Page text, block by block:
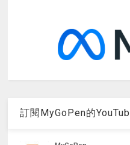
訂閱MyGoPen的